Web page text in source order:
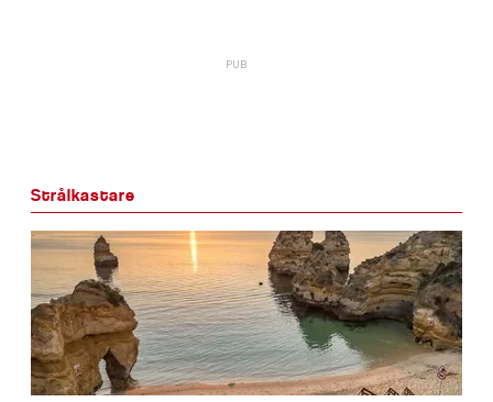
Strålkastare